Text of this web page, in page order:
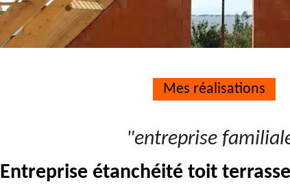
Mes réalisations
"entreprise
Entreprise étanchéité toit